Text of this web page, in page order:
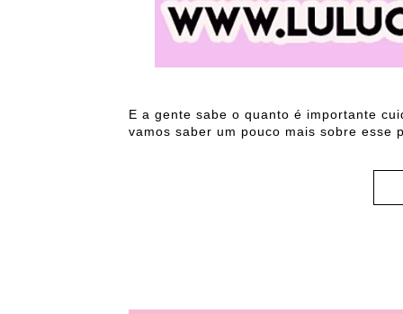
E a gente sabe o quanto é importante
vamos saber um pouco mais sobre esse